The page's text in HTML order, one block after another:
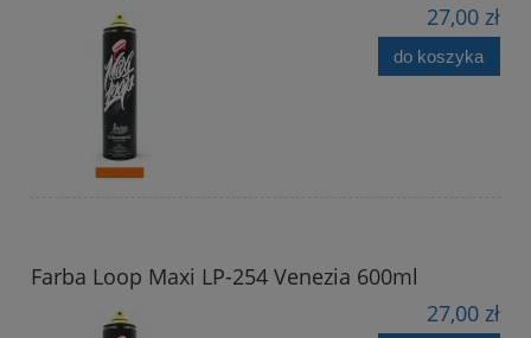
27,00 zł
do koszyka
Farba Loop Maxi LP-254 Venezia 600ml
27,00 zł